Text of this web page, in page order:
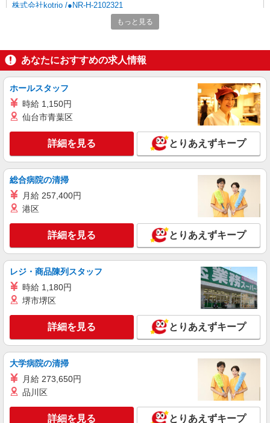
株式会社kotrio /●NR-H-2102321
夕方までのデイサービス☆車の運転できる方優
遇【橋本市】
通費全支給(ガソリン代含む)＞
橋本市内で多数
キープ 詳細を見る
株式会社kotrio /●NR-H-2067311
橋本市/未経験OK★誰かの支えになれる人に！
グルホの世話人♪
時給1500円〜2125円 ＜日払い有/週払い有/交
キープ 詳細を見る
株式会社kotrio /●NR-H-1882592
紀伊山田駅近く★デイサービスで清掃/整理整
時給1500円〜2125円 ＜日払い有/週払い有/交
通費全支給(ガソリン代含む)＞
橋本市 ★面接なし
キープ 詳細を見る
派遣社員
橋本市≫家庭的でこぢんまりしたグルホ＊家事
もっと見る
あなたにおすすめの求人情報
ホールスタッフ
時給 1,150円
仙台市青葉区
詳細を見る とりあえずキープ
総合病院の清掃
月給 257,400円
港区
詳細を見る とりあえずキープ
レジ・商品陳列スタッフ
時給 1,180円
堺市堺区
詳細を見る とりあえずキープ
大学病院の清掃
月給 273,650円
品川区
詳細を見る とりあえずキープ